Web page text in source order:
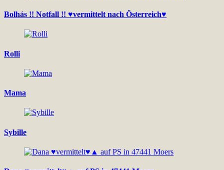
Bolhás !! Notfall !! ♥vermittelt nach Österreich♥
Rolli
Mama
Sybille